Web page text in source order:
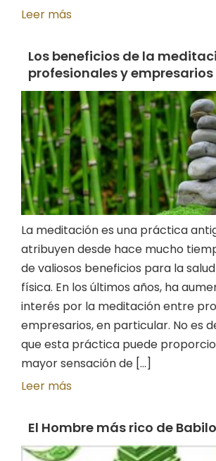
Leer más
Los beneficios de la
profesionales y empresarios
La meditación es una práctica
atribuyen desde hace mucho
de valiosos beneficios para la
física. En los últimos años, ha
interés por la meditación entre
empresarios, en particular. No es
que esta práctica puede
mayor sensación de [...]
Leer más
El Hombre más rico de